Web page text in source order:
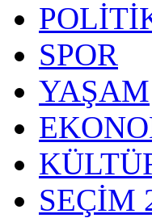
SPOR
YAŞAM
SEÇİM